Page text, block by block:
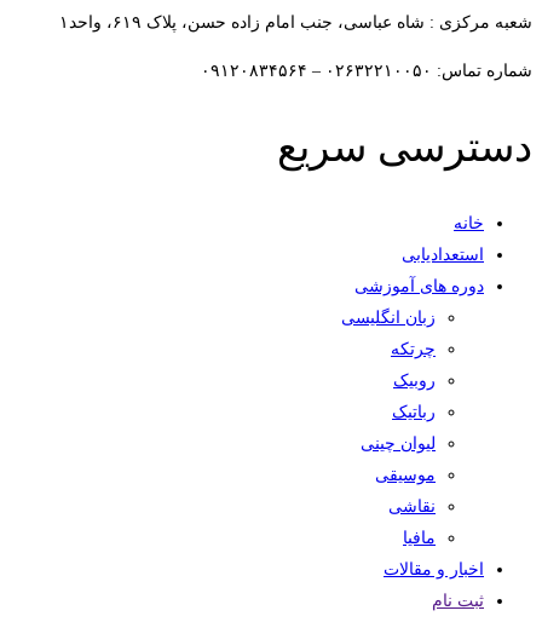
شعبه مرکزی : شاه عباسی، جنب امام زاده حسن، پلاک ۶۱۹، واحد۱​
شماره تماس: ۰۲۶۳۲۲۱۰۰۵۰ – ۰۹۱۲۰۸۳۴۵۶۴
دسترسی سریع
خانه
استعدادیابی
دوره های آموزشی
زبان انگلیسی
چرتکه
روبیک
رباتیک
لیوان چینی
موسیقی
نقاشی
مافیا
اخبار و مقالات
ثبت نام